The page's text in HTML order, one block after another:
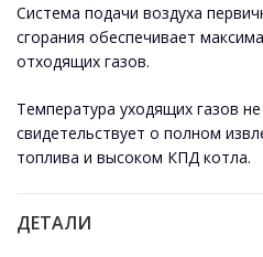
Система подачи воздуха
сгорания обеспечивает
отходящих газов.
Температура уходящих газов
свидетельствует о полном
топлива и высоком КПД котла.
ДЕТАЛИ